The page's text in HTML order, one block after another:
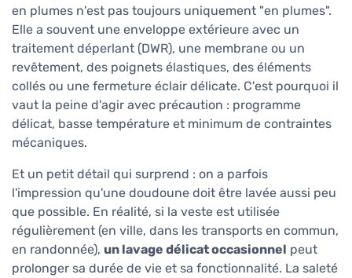
en plumes n'est pas toujours uniquement "en plumes".
Elle a souvent une enveloppe extérieure avec un
traitement déperlant (DWR), une membrane ou un
revêtement, des poignets élastiques, des éléments
collés ou une fermeture éclair délicate. C'est pourquoi il
vaut la peine d'agir avec précaution : programme
délicat, basse température et minimum de contraintes
mécaniques.
Et un petit détail qui surprend : on a parfois
l'impression qu'une doudoune doit être lavée aussi peu
que possible. En réalité, si la veste est utilisée
régulièrement (en ville, dans les transports en commun,
en randonnée), un lavage délicat occasionnel peut
prolonger sa durée de vie et sa fonctionnalité. La saleté